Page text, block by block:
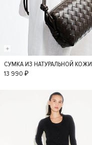
S
СУМКА ИЗ НАТУРАЛЬНОЙ КОЖИ
13 990 ₽